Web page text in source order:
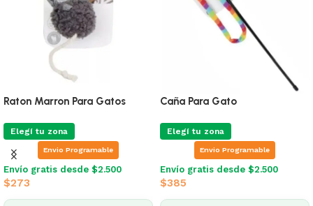
Pelota Con Luz Para Gatos
Elegí tu zona
Envio Programable
Envío gratis desde $2.500
$308
Simple Cat Ball Mouse
Elegí tu zona
Envio Programable
Envío gratis desde $2.500
$342